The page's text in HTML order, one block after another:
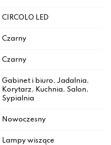
CIRCOLO LED
Czarny
Czarny
Gabinet i biuro, Jadalnia,
Korytarz, Kuchnia, Salon,
Sypialnia
Nowoczesny
Lampy wiszące